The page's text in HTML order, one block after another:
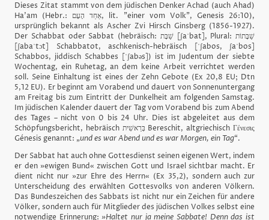
Dieses Zitat stammt von dem jüdischen Denker Achad (auch Ahad)
Ha'am (Hebr.: אַחַד הָעָם, lit. "einer vom Volk", Genesis 26:10),
ursprünglich bekannt als Ascher Zvi Hirsch Ginsberg (1856-1927).
Der Schabbat oder Sabbat (hebräisch: שַׁבָּת [ʃaˈbat], Plural: שַׁבָּתוֹת
[ʃabaˈtɔt] Schabbatot, aschkenisch-hebräisch [ˈʃabos, ʃaˈbos]
Schabbos, jiddisch Schabbes [ˈʃabəs]) ist im Judentum der siebte
Wochentag, ein Ruhetag, an dem keine Arbeit verrichtet werden
soll. Seine Einhaltung ist eines der Zehn Gebote (Ex 20,8 EU; Dtn
5,12 EU). Er beginnt am Vorabend und dauert von Sonnenuntergang
am Freitag bis zum Eintritt der Dunkelheit am folgenden Samstag.
Im jüdischen Kalender dauert der Tag vom Vorabend bis zum Abend
des Tages – nicht von 0 bis 24 Uhr. Dies ist abgeleitet aus dem
Schöpfungsbericht, hebräisch בְּרֵאשִׁית Bereschit, altgriechisch Γένεσις
Génesis genannt: „und es war Abend und es war Morgen, ein Tag“.
Der Sabbat hat auch ohne Gottesdienst seinen eigenen Wert, indem
er den »ewigen Bund« zwischen Gott und Israel sichtbar macht. Er
dient nicht nur »zur Ehre des Herrn« (Ex 35,2), sondern auch zur
Unterscheidung des erwählten Gottesvolks von anderen Völkern.
Das Bundeszeichen des Sabbats ist nicht nur ein Zeichen für andere
Völker, sondern auch für Mitglieder des jüdischen Volkes selbst eine
notwendige Erinnerung: »Haltet nur ja meine Sabbate! Denn das ist